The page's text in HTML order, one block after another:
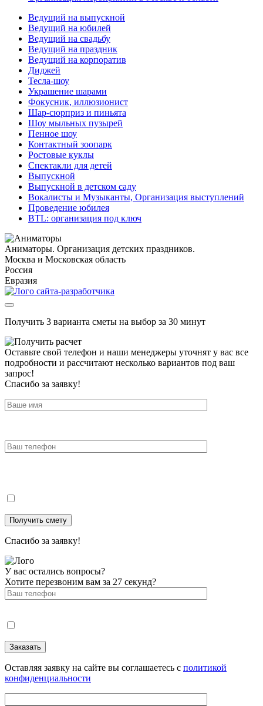
Ведущий на выпускной
Ведущий на юбилей
Ведущий на свадьбу
Ведущий на праздник
Ведущий на корпоратив
Диджей
Тесла-шоу
Украшение шарами
Фокусник, иллюзионист
Шар-сюрприз и пиньята
Шоу мыльных пузырей
Пенное шоу
Контактный зоопарк
Ростовые куклы
Спектакли для детей
Выпускной
Выпускной в детском саду
Вокалисты и Музыканты, Организация выступлений
Проведение юбилея
BTL: организация под ключ
Аниматоры. Организация детских праздников.
Москва и Московская область
Россия
Евразия
Получить 3 варианта сметы на выбор за 30 минут
Оставьте свой телефон и наши менеджеры уточнят у вас все
подробности и рассчитают несколько вариантов под ваш
запрос!
Спасибо за заявку!
Спасибо за заявку!
У вас остались вопросы?
Хотите перезвоним вам за 27 секунд?
Оставляя заявку на сайте вы соглашаетесь с политикой
конфиденциальности